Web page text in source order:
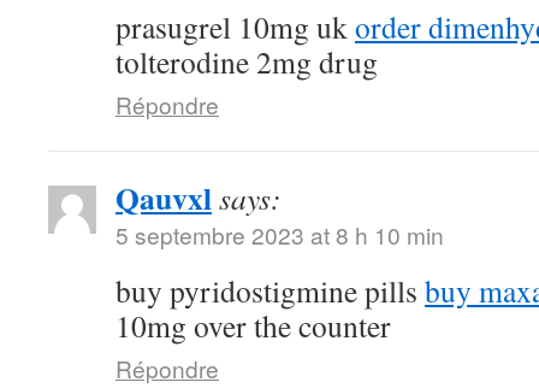
prasugrel 10mg ukorder
tolterodine 2mg drug
Répondre
Qauvxlsays:
5 septembre 2023 at 8 h 10 min
buy pyridostigmine pills buy
10mg over the counter
Répondre